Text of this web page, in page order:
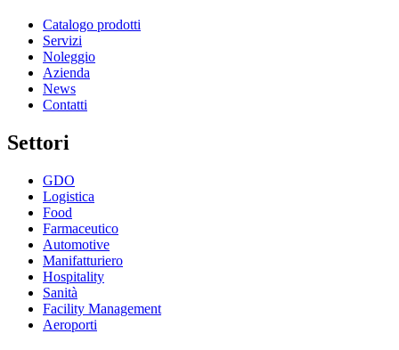
Catalogo prodotti
Servizi
Noleggio
Azienda
News
Contatti
Settori
GDO
Logistica
Food
Farmaceutico
Automotive
Manifatturiero
Hospitality
Sanità
Facility Management
Aeroporti